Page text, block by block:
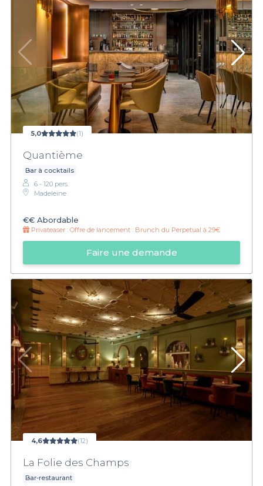
5,0 (1)
Quantième
Bar à cocktails
6 - 120 pers.
Madeleine
€€ Abordable
Privateaser : Offre de lancement : Brunch du Perpetual à 29€
Faire une demande
4,6 (12)
La Folie des Champs
Bar-restaurant